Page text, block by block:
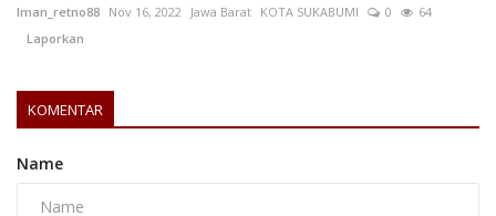
Iman_retno88 Nov 16, 2022 Jawa Barat KOTA SUKABUMI 0
64
Laporkan
KOMENTAR
Name